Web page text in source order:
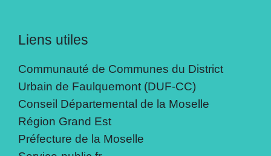
Liens utiles
Communauté de Communes du District
Urbain de Faulquemont (DUF-CC)
Conseil Départemental de la Moselle
Région Grand Est
Préfecture de la Moselle